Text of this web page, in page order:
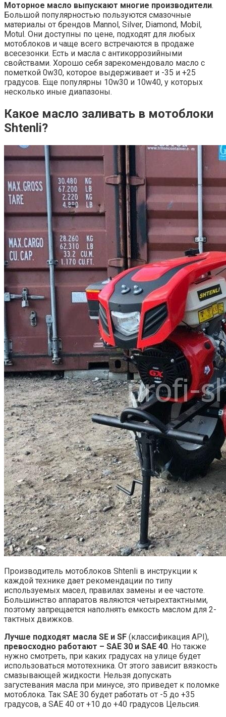
Моторное масло выпускают многие производители.
Большой популярностью пользуются смазочные
материалы от брендов Mannol, Silver, Diamond, Mobil,
Motul. Они доступны по цене, подходят для любых
мотоблоков и чаще всего встречаются в продаже
всесезонки. Есть и масла с антикоррозийными
свойствами. Хорошо себя зарекомендовало масло с
пометкой 0w30, которое выдерживает и -35 и +25
градусов. Еще популярны 10w30 и 10w40, у которых
несколько иные диапазоны.
Какое масло заливать в мотоблоки
Shtenli?
Производитель мотоблоков Shtenli в инструкции к
каждой технике дает рекомендации по типу
используемых масел, правилах замены и ее частоте.
Большинство аппаратов являются четырехтактными,
поэтому запрещается наполнять емкость маслом для 2-
тактных движков.
Лучше подходят масла SE и SF (классификация API),
превосходно работают – SAE 30 и SAE 40. Но также
нужно смотреть, при каких градусах на улице будет
использоваться мототехника. От этого зависит вязкость
смазывающей жидкости. Нельзя допускать
загустевания масла при минусе, это приведет к поломке
мотоблока. Так SAE 30 будет работать от -5 до +35
градусов, а SAE 40 от +10 до +40 градусов Цельсия.